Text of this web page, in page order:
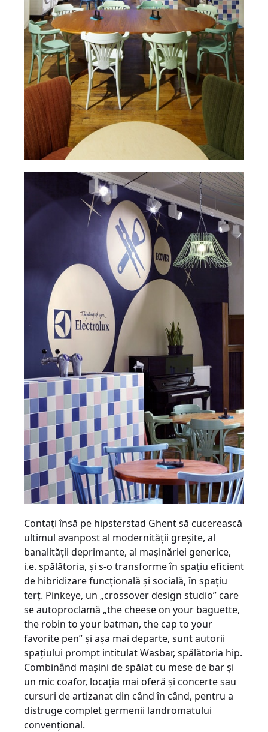
Contaţi însă pe hipsterstad Ghent să cucerească
ultimul avanpost al modernităţii greşite, al
banalităţii deprimante, al maşinăriei generice,
i.e. spălătoria, şi s-o transforme în spaţiu eficient
de hibridizare funcţională şi socială, în spaţiu
terţ. Pinkeye, un „crossover design studio” care
se autoproclamă „the cheese on your baguette,
the robin to your batman, the cap to your
favorite pen” şi aşa mai departe, sunt autorii
spaţiului prompt intitulat Wasbar, spălătoria hip.
Combinând maşini de spălat cu mese de bar şi
un mic coafor, locaţia mai oferă şi concerte sau
cursuri de artizanat din când în când, pentru a
distruge complet germenii landromatului
convenţional.